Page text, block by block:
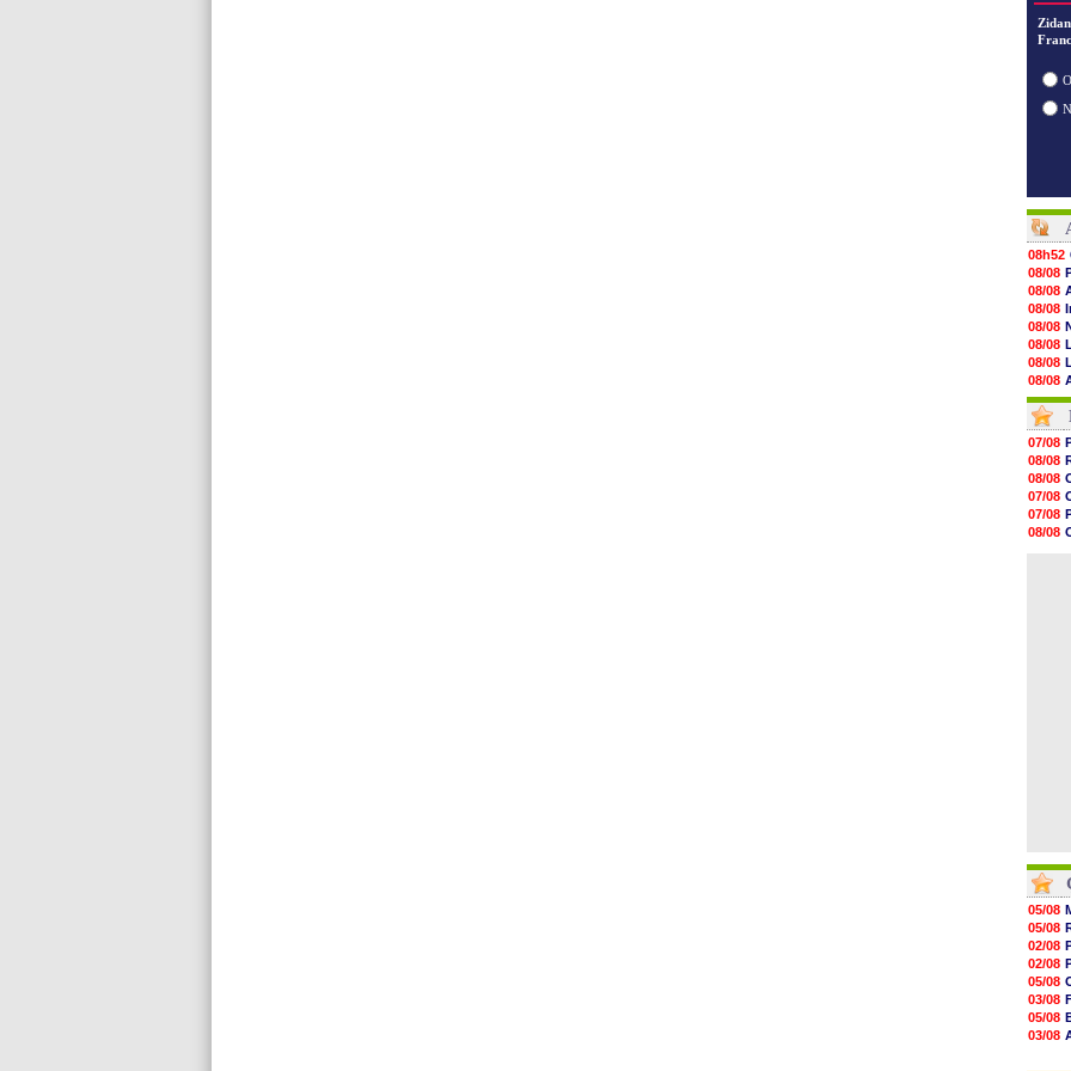
08h52
08/08
08/08
08/08
08/08
08/08
08/08
08/08
08/08
08/08
08/08
08/08
08/08
08/08
08/08
08/08
08/08
07/08
08/08
08/08
07/08
07/08
08/08
05/08
05/08
02/08
02/08
05/08
03/08
05/08
03/08